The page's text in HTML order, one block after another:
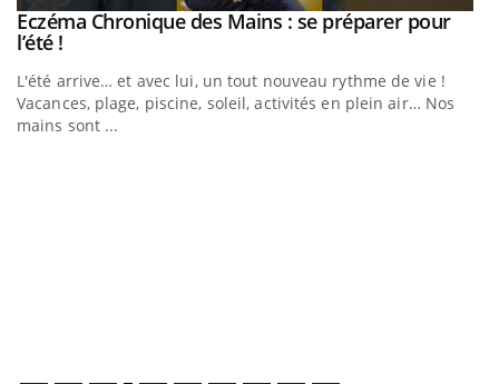
Youtube
Eczéma Chronique des Mains : se préparer pour
l’été !Youtube
L'été arrive… et avec lui, un tout nouveau rythme de vie !
Vacances, plage, piscine, soleil, activités en plein air… Nos
mains sont ...